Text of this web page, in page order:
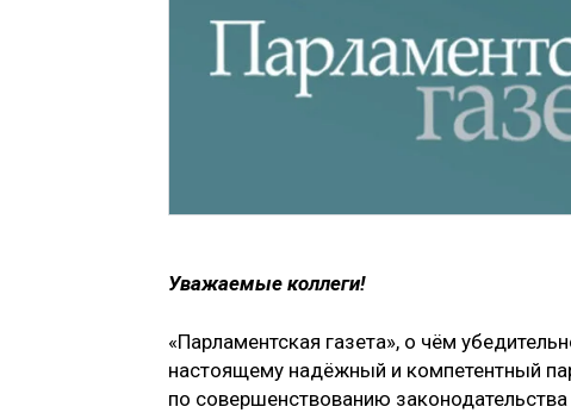
Уважаемые коллеги!
«Парламентская газета», о чём
настоящему надёжный и компетентный
по совершенствованию